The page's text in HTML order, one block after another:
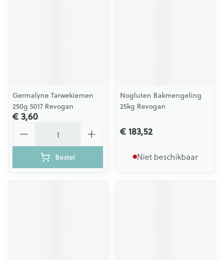
Germalyne Tarwekiemen
250g 5017 Revogan
€ 3,60
Bestel
Nogluten Bakmengeling
25kg Revogan
€ 183,52
Niet beschikbaar